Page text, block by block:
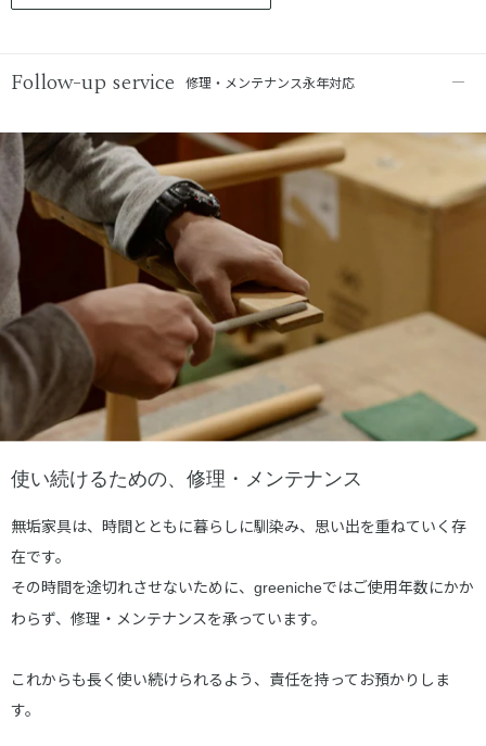
Follow-up service 修理・メンテナンス永年対応
使い続けるための、修理・メンテナンス
無垢家具は、時間とともに暮らしに馴染み、思い出を重ねていく存
在です。
その時間を途切れさせないために、
greenicheではご使用年数にかか
わらず、修理・メンテナンスを承っています。
これからも長く使い続けられるよう、責任を持ってお預かりしま
す。